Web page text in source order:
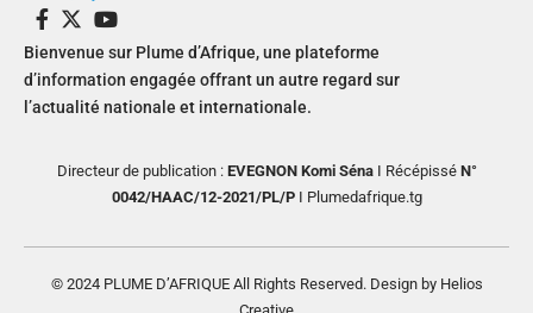
Bienvenue sur Plume d’Afrique, une plateforme
d’information engagée offrant un autre regard sur
l’actualité nationale et internationale.
Directeur de publication : EVEGNON Komi SénaI RécépisséN°
0042/HAAC/12-2021/PL/PI Plumedafrique.tg
© 2024 PLUME D’AFRIQUE All Rights Reserved. Design by Helios